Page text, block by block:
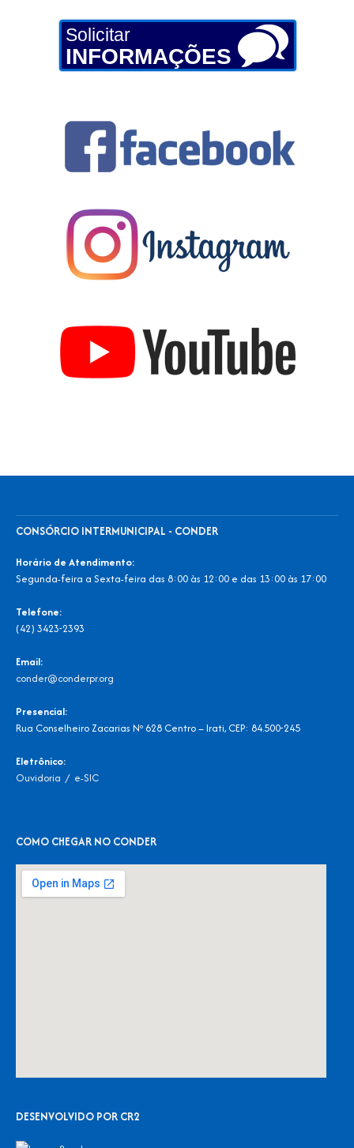
Solicitar
INFORMAÇÕES
CONSÓRCIO INTERMUNICIPAL - CONDER
Horário de Atendimento:
Segunda-feira a Sexta-feira das 8:00 às 12:00 e das 13:00 às 17:00
Telefone:
(42) 3423-2393
Email:
conder@conderpr.org
Presencial:
Rua Conselheiro Zacarias Nº 628 Centro – Irati, CEP: 84.500-245
Eletrônico:
Ouvidoria / e-SIC
COMO CHEGAR NO CONDER
DESENVOLVIDO POR CR2